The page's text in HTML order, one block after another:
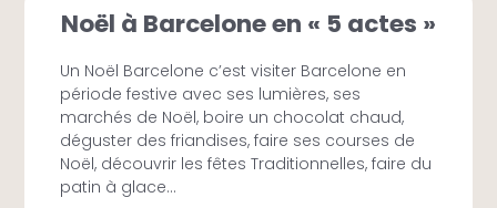
• À savoir
• Questions fréquentes
Noël à Barcelone en « 5 actes »
Un Noël Barcelone c’est visiter Barcelone en
période festive avec ses lumières, ses
marchés de Noël, boire un chocolat chaud,
déguster des friandises, faire ses courses de
Noël, découvrir les fêtes Traditionnelles, faire du
patin à glace…